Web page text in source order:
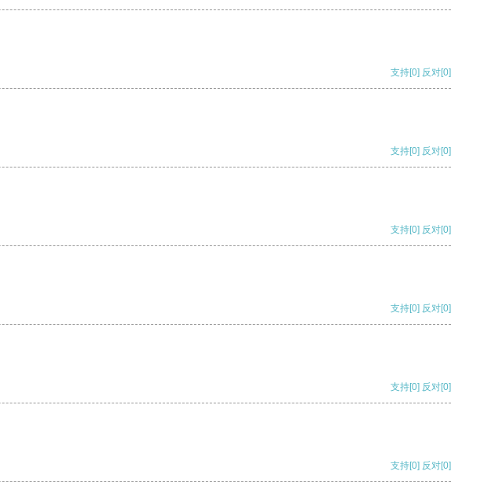
支持[0] 反对[0]
支持[0] 反对[0]
支持[0] 反对[0]
支持[0] 反对[0]
支持[0] 反对[0]
支持[0] 反对[0]